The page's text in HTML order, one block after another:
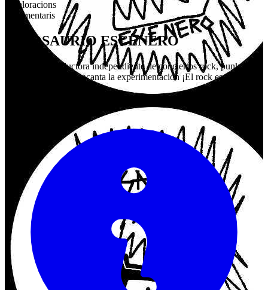
Valoracions
Comentaris
DINOSAURIO ESCENERO
Somos una productora independiente de conciertos rock, punk rock
y metal... Pero nos encanta la experimentación ¡El rock es un